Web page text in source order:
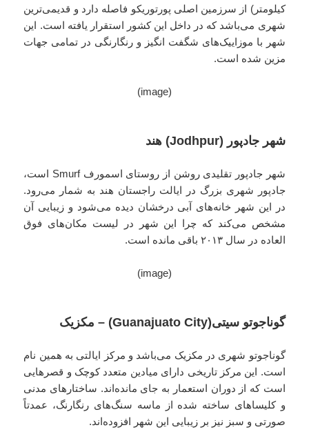
کیلومتر) از سرزمین اصلی پورتوریکو فاصله دارد و قدیمی‌ترین
شهری می‌باشد که در داخل این کشور استقرار یافته است. این
شهر با موزاییک‌های شگفت انگیز و رنگارنگی در تمامی جهات
مزین شده است.
(image)
شهر جادپور (Jodhpur) هند
شهر جادپور تقلیدی روشن از روستای اسمورف Smurf است،
جادپور شهری بزرگ در ایالت راجستان هند به شمار می‌رود.
در این شهر خانه‌های آبی درخشان دیده می‌شود و زیبایی آن
مشخص می‌کند که چرا این شهر در لیست مکان‌های فوق
‌العاده در سال ۲۰۱۳ باقی مانده است.
(image)
گوناجوتو سیتی(Guanajuato City) – مکزیک
گوناجوتو شهری در مکزیک می‌باشد و مرکز ایالتی به همین نام
است. این مرکز تاریخی دارای میادین متعدد کوچک و قصرهایی
است که از دوران استعمار به جای مانده‌اند. ساختارهای مدنی
و کلیساهای ساخته شده از ماسه‌ سنگ‌های رنگارنگ، عمدتاً
صورتی و سبز نیز بر زیبایی این شهر افزوده‌اند.